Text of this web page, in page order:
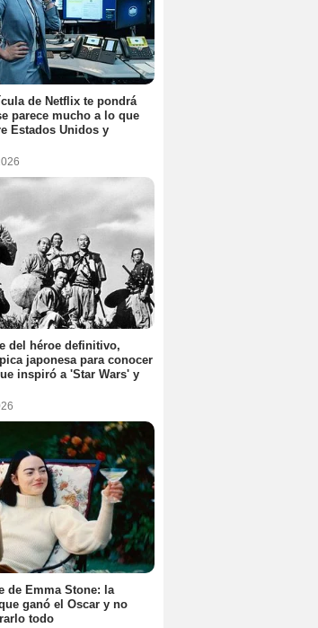
de Netflix te pondrá
parece mucho a lo que
Estados Unidos y
del héroe definitivo,
japonesa para conocer
inspiró a 'Star Wars' y
de Emma Stone: la
ganó el Oscar y no
todo